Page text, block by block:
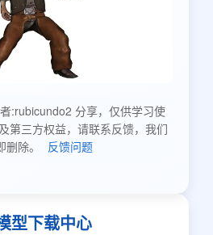
:rubicundo2 分享，仅供学习使
第三方权益，请联系反馈，我们
删除。
反馈问题
型下载中心